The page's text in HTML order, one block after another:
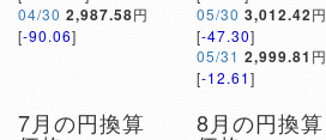
04/30 2,987.58円
[-90.06]
05/30 3,012.42円
[-47.30]
05/31 2,999.81 円
[-12.61]
7月の円換算 8月の円換算